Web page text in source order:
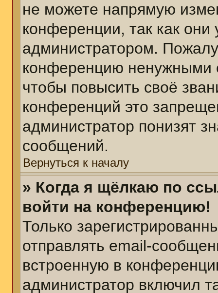
не можете напрямую
конференции, так как они
администратором.
конференцию ненужными
чтобы повысить своё
конференций это
администратор понизят
сообщений.
Вернуться к началу
» Когда я щёлкаю по
войти на конференцию!
Только
отправлять email-
встроенную в
администратор включил